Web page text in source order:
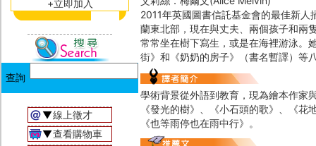
+立即加入
▼線上徵才
▼查看購物車
2011年英國圖書信託基金會的最佳新
蘭東北部，現在與丈夫、兩個孩子和兩
常常坐在樹下寫生，或是在海裡游泳。
街》和《奶奶的房子》（書名暫譯）等
學術背景從外語到教育，現為繪本作家
《發光的樹》、《小石頭的歌》、《
《也等雨停也在雨中行》。